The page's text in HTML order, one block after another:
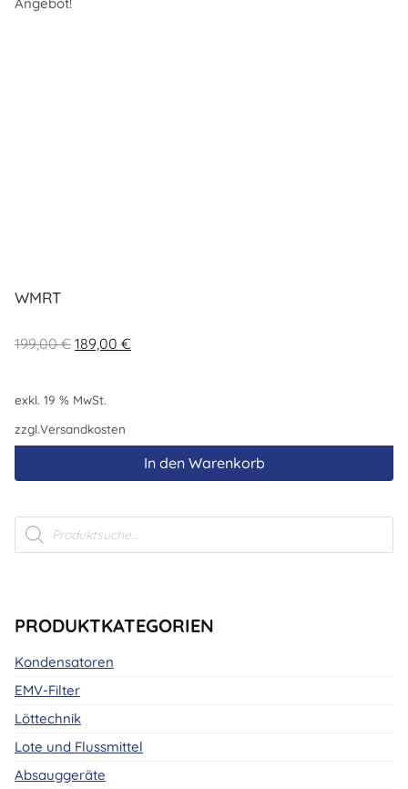
WMRT
199,00€ Ursprünglicher
189,00 €
exkl. 19 % MwSt.
zzgl.Versandkosten
In den Warenkorb
Products
search
PRODUKTKATEGORIEN
Kondensatoren
EMV-Filter
Löttechnik
Lote und Flussmittel
Absauggeräte